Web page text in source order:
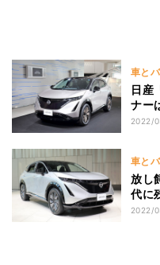
車と
日産
ナー
2022/
車と
放し
代に
2022/